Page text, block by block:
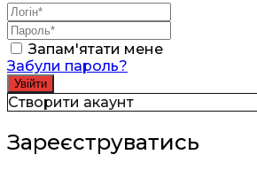
Запам'ятати мене
Забули пароль?
Створити акаунт
Зареєструватись